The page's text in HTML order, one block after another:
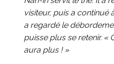
visiteur, puis a continué
a regardé le
puisse plus se retenir. «
aura plus ! »